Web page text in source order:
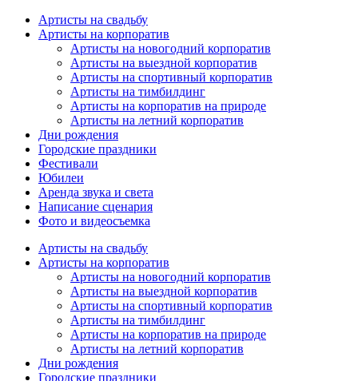
Артисты на свадьбу
Артисты на корпоратив
Артисты на новогодний корпоратив
Артисты на выездной корпоратив
Артисты на спортивный корпоратив
Артисты на тимбилдинг
Артисты на корпоратив на природе
Артисты на летний корпоратив
Дни рождения
Городские праздники
Фестивали
Юбилеи
Аренда звука и света
Написание сценария
Фото и видеосъемка
Артисты на свадьбу
Артисты на корпоратив
Артисты на новогодний корпоратив
Артисты на выездной корпоратив
Артисты на спортивный корпоратив
Артисты на тимбилдинг
Артисты на корпоратив на природе
Артисты на летний корпоратив
Дни рождения
Городские праздники